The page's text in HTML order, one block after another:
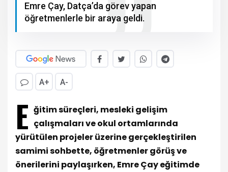
Emre Çay, Datça’da görev yapan
öğretmenlerle bir araya geldi.
A+ A-
E ğitim süreçleri, mesleki gelişim
çalışmaları ve okul ortamlarında
yürütülen projeler üzerine gerçekleştirilen
samimi sohbette, öğretmenler görüş ve
önerilerini paylaşırken, Emre Çay eğitimde